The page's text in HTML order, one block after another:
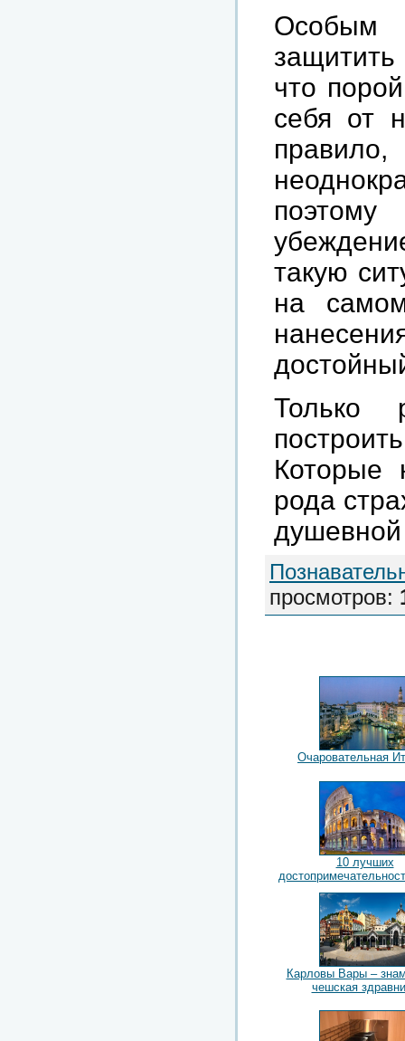
Особым
что
себя от
такую
на
Только
Которые
рода
душевной
просмотров:
Очаровательная
10 лучших
Карловы Вары –
чешская